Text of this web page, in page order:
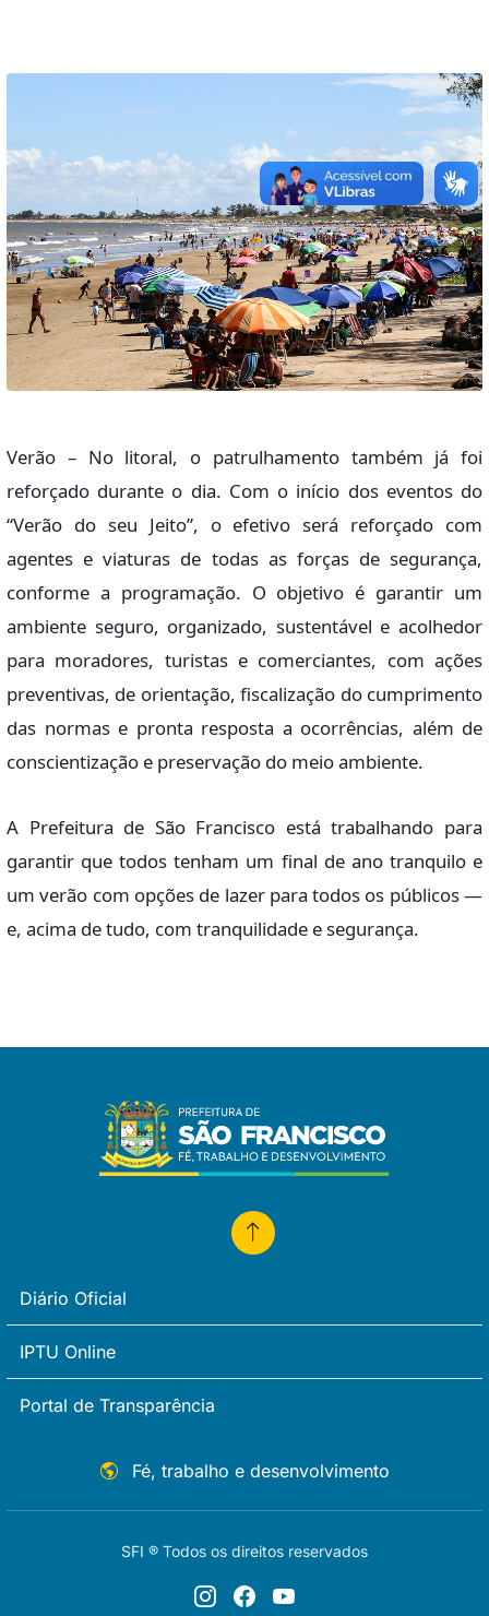
Verão – No litoral, o patrulhamento também já foi
reforçado durante o dia. Com o início dos eventos do
“Verão do seu Jeito”, o efetivo será reforçado com
agentes e viaturas de todas as forças de segurança,
conforme a programação. O objetivo é garantir um
ambiente seguro, organizado, sustentável e acolhedor
para moradores, turistas e comerciantes, com ações
preventivas, de orientação, fiscalização do cumprimento
das normas e pronta resposta a ocorrências, além de
conscientização e preservação do meio ambiente.
A Prefeitura de São Francisco está trabalhando para
garantir que todos tenham um final de ano tranquilo e
um verão com opções de lazer para todos os públicos —
e, acima de tudo, com tranquilidade e segurança.
Diário Oficial
IPTU Online
Portal de Transparência
Fé, trabalho e desenvolvimento
SFI ® Todos os direitos reservados